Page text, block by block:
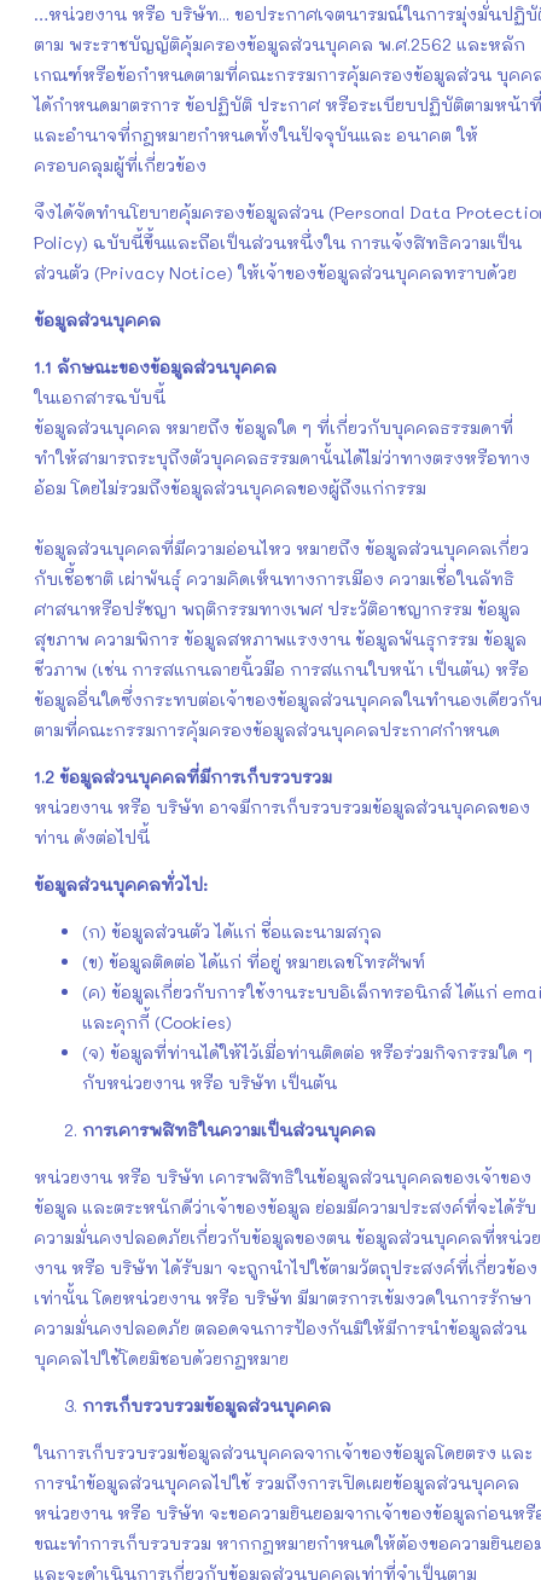
…หน่วยงาน หรือ บริษัท... ขอประกาศเจตนารมณ์ในการมุ่งมั่นปฏิบั
ตาม พระราชบัญญัติคุ้มครองข้อมูลส่วนบุคคล พ.ศ.2562 และหลัก
เกณฑ์หรือข้อกําหนดตามที่คณะกรรมการคุ้มครองข้อมูลส่วน บุคค
ได้กําหนดมาตรการ ข้อปฏิบัติ ประกาศ หรือระเบียบปฏิบัติตามหน้าที่
และอํานาจที่กฎหมายกําหนดทั้งในปัจจุบันและ อนาคต ให้
ครอบคลุมผู้ที่เกี่ยวข้อง
จึงได้จัดทํานโยบายคุ้มครองข้อมูลส่วน (Personal Data
Policy) ฉบับนี้ขึ้นและถือเป็นส่วนหนึ่งใน การแจ้งสิทธิความเป็น
ส่วนตัว (Privacy Notice) ให้เจ้าของข้อมูลส่วนบุคคลทราบด้วย
ข้อมูลส่วนบุคคล
1.1 ลักษณะของข้อมูลส่วนบุคคล
ในเอกสารฉบับนี้
ข้อมูลส่วนบุคคล หมายถึง ข้อมูลใด ๆ ที่เกี่ยวกับบุคคลธรรมดาที่
ทำให้สามารถระบุถึงตัวบุคคลธรรมดานั้นได้ไม่ว่าทางตรงหรือทาง
อ้อม โดยไม่รวมถึงข้อมูลส่วนบุคคลของผู้ถึงแก่กรรม
ข้อมูลส่วนบุคคลที่มีความอ่อนไหว หมายถึง ข้อมูลส่วนบุคคลเกี่ยว
กับเชื้อชาติ เผ่าพันธุ์ ความคิดเห็นทางการเมือง ความเชื่อในลัทธิ
ศาสนาหรือปรัชญา พฤติกรรมทางเพศ ประวัติอาชญากรรม ข้อมูล
สุขภาพ ความพิการ ข้อมูลสหภาพแรงงาน ข้อมูลพันธุกรรม ข้อมูล
ชีวภาพ (เช่น การสแกนลายนิ้วมือ การสแกนใบหน้า เป็นต้น) หรือ
ข้อมูลอื่นใดซึ่งกระทบต่อเจ้าของข้อมูลส่วนบุคคลในทำนองเดียวกั
ตามที่คณะกรรมการคุ้มครองข้อมูลส่วนบุคคลประกาศกำหนด
1.2 ข้อมูลส่วนบุคคลที่มีการเก็บรวบรวม
หน่วยงาน หรือ บริษัท อาจมีการเก็บรวบรวมข้อมูลส่วนบุคคลของ
ท่าน ดังต่อไปนี้
ข้อมูลส่วนบุคคลทั่วไป:
(ก) ข้อมูลส่วนตัว ได้แก่ ชื่อและนามสกุล
(ข) ข้อมูลติดต่อ ได้แก่ ที่อยู่ หมายเลขโทรศัพท์
(ค) ข้อมูลเกี่ยวกับการใช้งานระบบอิเล็กทรอนิกส์ ได้แก่
และคุกกี้ (Cookies)
(จ) ข้อมูลที่ท่านได้ให้ไว้เมื่อท่านติดต่อ หรือร่วมกิจกรรมใด ๆ
กับหน่วยงาน หรือ บริษัท เป็นต้น
การเคารพสิทธิในความเป็นส่วนบุคคล
หน่วยงาน หรือ บริษัท เคารพสิทธิในข้อมูลส่วนบุคคลของเจ้าของ
ข้อมูล และตระหนักดีว่าเจ้าของข้อมูล ย่อมมีความประสงค์ที่จะได้รับ
ความมั่นคงปลอดภัยเกี่ยวกับข้อมูลของตน ข้อมูลส่วนบุคคลที่หน่วย
งาน หรือ บริษัท ได้รับมา จะถูกนำไปใช้ตามวัตถุประสงค์ที่เกี่ยวข้อง
เท่านั้น โดยหน่วยงาน หรือ บริษัท มีมาตรการเข้มงวดในการรักษา
ความมั่นคงปลอดภัย ตลอดจนการป้องกันมิให้มีการนำข้อมูลส่วน
บุคคลไปใช้โดยมิชอบด้วยกฎหมาย
การเก็บรวบรวมข้อมูลส่วนบุคคล
ในการเก็บรวบรวมข้อมูลส่วนบุคคลจากเจ้าของข้อมูลโดยตรง และ
การนำข้อมูลส่วนบุคคลไปใช้ รวมถึงการเปิดเผยข้อมูลส่วนบุคคล
หน่วยงาน หรือ บริษัท จะขอความยินยอมจากเจ้าของข้อมูลก่อนหรื
ขณะทำการเก็บรวบรวม หากกฎหมายกำหนดให้ต้องขอความยินยอ
และจะดำเนินการเกี่ยวกับข้อมูลส่วนบุคคลเท่าที่จำเป็นตาม